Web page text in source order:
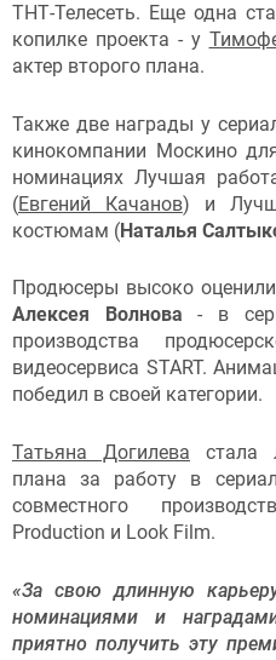
ТНТ-Телесеть. Еще одна
копилке проекта - у
актер второго плана.
Также две награды у
кинокомпании Москино
номинациях Лучшая
(Евгений Качанов) и
костюмам (Наталья
Продюсеры высоко
Алексея Волнова - в
производства
видеосервиса START.
победил в своей категории.
Татьяна Догилева стала
плана за работу в
совместного
Production и Look Film.
«За свою длинную
номинациями и
приятно получить эту